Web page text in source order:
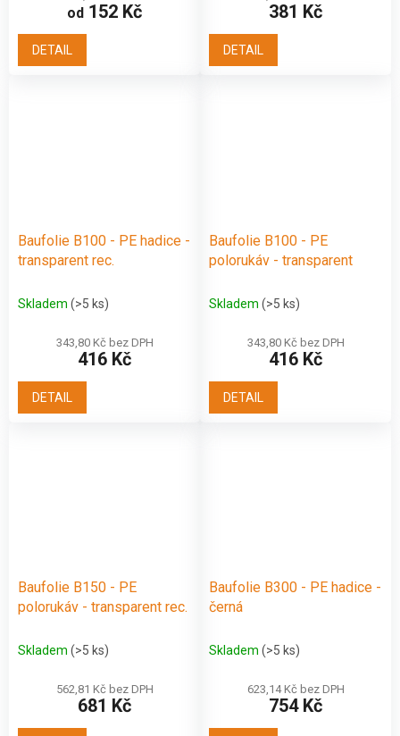
od 152 Kč
DETAIL
381 Kč
DETAIL
Baufolie B100 - PE hadice -
transparent rec.
Skladem (>5 ks)
343,80 Kč bez DPH
416 Kč
DETAIL
Baufolie B100 - PE
polorukáv - transparent
Skladem (>5 ks)
343,80 Kč bez DPH
416 Kč
DETAIL
Baufolie B150 - PE
polorukáv - transparent rec.
Skladem (>5 ks)
562,81 Kč bez DPH
681 Kč
Baufolie B300 - PE hadice -
černá
Skladem (>5 ks)
623,14 Kč bez DPH
754 Kč